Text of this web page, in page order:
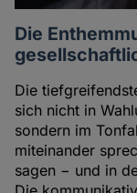
Die
Die
sich nicht in
sondern im
miteinander
sagen − und in